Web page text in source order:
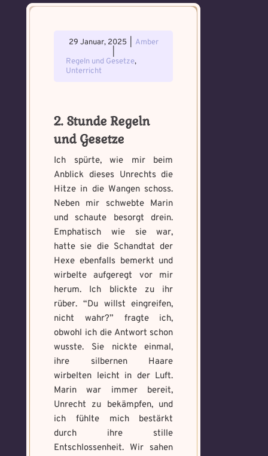
29 Januar, 2025
Amber
Regeln und Gesetze,
Unterricht
2. Stunde Regeln
und Gesetze
Ich spürte, wie mir beim
Anblick dieses Unrechts die
Hitze in die Wangen schoss.
Neben mir schwebte Marin
und schaute besorgt drein.
Emphatisch wie sie war,
hatte sie die Schandtat der
Hexe ebenfalls bemerkt und
wirbelte aufgeregt vor mir
herum. Ich blickte zu ihr
rüber. “Du willst eingreifen,
nicht wahr?” fragte ich,
obwohl ich die Antwort schon
wusste. Sie nickte einmal,
ihre silbernen Haare
wirbelten leicht in der Luft.
Marin war immer bereit,
Unrecht zu bekämpfen, und
ich fühlte mich bestärkt
durch ihre stille
Entschlossenheit. Wir sahen